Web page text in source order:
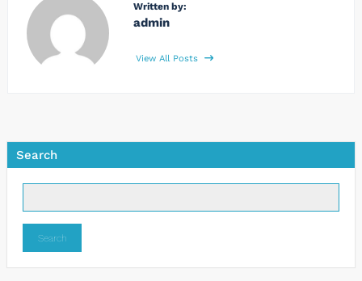
Written by:
admin
View All Posts
Search
Search